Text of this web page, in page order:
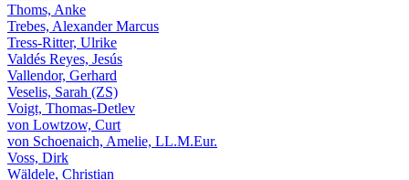
Thoms, Anke
Trebes, Alexander Marcus
Tress-Ritter, Ulrike
Valdés Reyes, Jesús
Vallendor, Gerhard
Veselis, Sarah (ZS)
Voigt, Thomas-Detlev
von Lowtzow, Curt
von Schoenaich, Amelie, LL.M.Eur.
Voss, Dirk
Wäldele, Christian